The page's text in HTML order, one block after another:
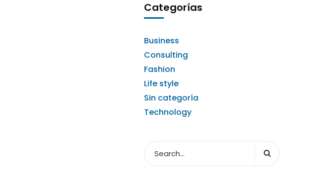
Categorías
Business
Consulting
Fashion
Life style
Sin categoría
Technology